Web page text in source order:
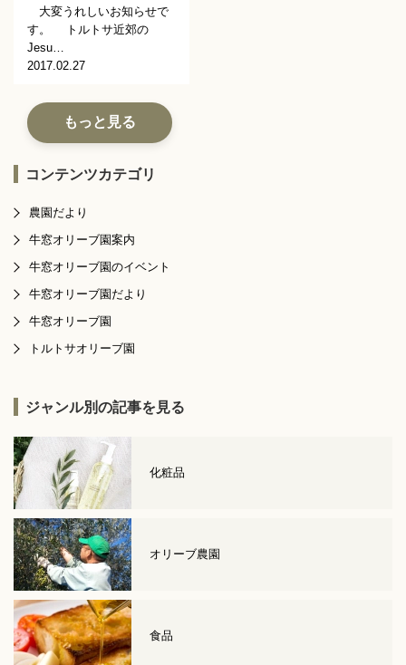
大変うれしいお知らせで
す。 トルトサ近郊の
Jesu…
2017.02.27
もっと見る
コンテンツカテゴリ
農園だより
牛窓オリーブ園案内
牛窓オリーブ園のイベント
牛窓オリーブ園だより
牛窓オリーブ園
トルトサオリーブ園
ジャンル別の記事を見る
化粧品
オリーブ農園
食品